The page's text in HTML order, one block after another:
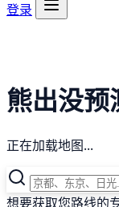
登录
熊出没预
正在加载地图...
想要获取您路线的